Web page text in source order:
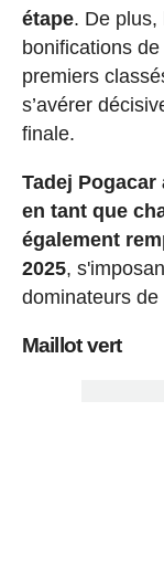
étape. De plus,
bonifications
premiers
s’avérer
finale.
Tadej Pogacar
en tant que
également
2025,
dominateurs
Maillot vert